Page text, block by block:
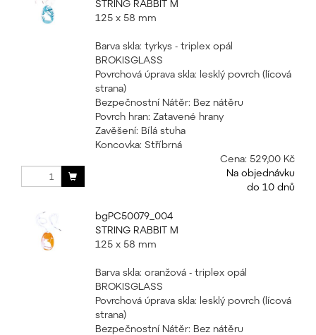
STRING RABBIT M
125 x 58 mm
Barva skla: tyrkys - triplex opál
BROKISGLASS
Povrchová úprava skla: lesklý povrch (lícová
strana)
Bezpečnostní Nátěr: Bez nátěru
Povrch hran: Zatavené hrany
Zavěšení: Bílá stuha
Koncovka: Stříbrná
Cena: 529,00 Kč
Na objednávku
do 10 dnů
bgPC50079_004
STRING RABBIT M
125 x 58 mm
Barva skla: oranžová - triplex opál
BROKISGLASS
Povrchová úprava skla: lesklý povrch (lícová
strana)
Bezpečnostní Nátěr: Bez nátěru